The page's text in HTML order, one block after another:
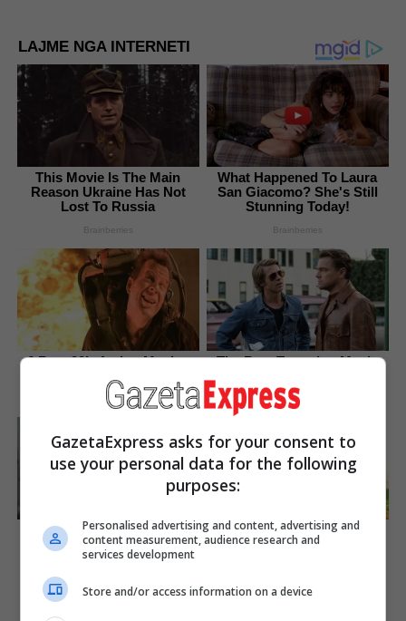
LAJME NGA INTERNETI
This Movie Is The Main
Reason Ukraine Has Not
Lost To Russia
Brainberries
What Happened To Laura
San Giacomo? She's Still
Stunning Today!
Brainberries
6 Best 90’s Action Movies
Brainberries
The Best Tarantino Movie
Brainberries
She Spends Millions To
Transform Herself Into A
Barbie Doll!
Did You Notice How Natural
Simba’s Movements Looked
GazetaExpress asks for your consent to
use your personal data for the following
purposes:
Personalised advertising and content, advertising and
content measurement, audience research and
services development
Store and/or access information on a device